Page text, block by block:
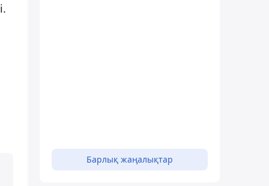
Барлық жаңалықтар